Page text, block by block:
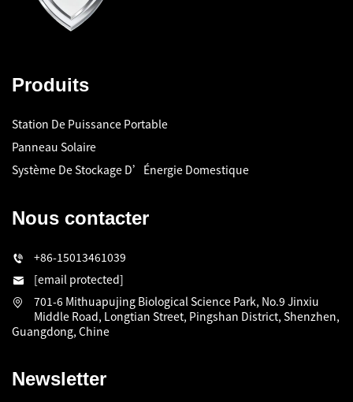
Produits
Station De Puissance Portable
Panneau Solaire
Système De Stockage D’Énergie Domestique
Nous contacter
+86-15013461039
[email protected]
701-6 Mithuapujing Biological Science Park, No.9 Jinxiu
Middle Road, Longtian Street, Pingshan District, Shenzhen,
Guangdong, Chine
Newsletter